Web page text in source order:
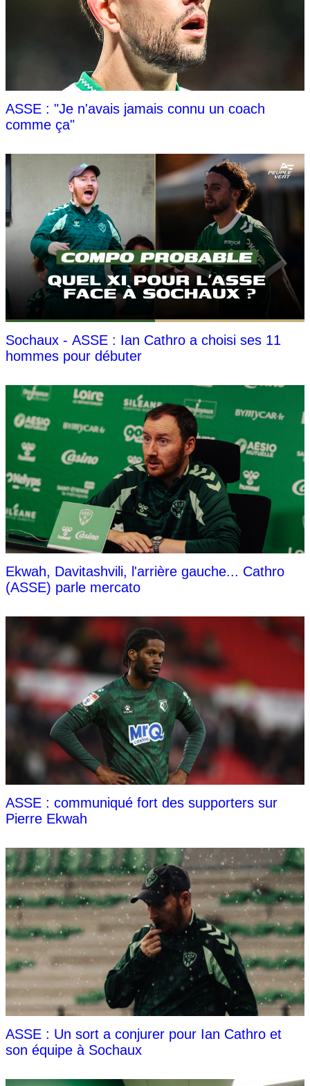
ASSE : "Je n'avais jamais connu un coach
comme ça"
Sochaux - ASSE : Ian Cathro a choisi ses 11
hommes pour débuter
Ekwah, Davitashvili, l'arrière gauche... Cathro
(ASSE) parle mercato
ASSE : communiqué fort des supporters sur
Pierre Ekwah
ASSE : Un sort a conjurer pour Ian Cathro et
son équipe à Sochaux